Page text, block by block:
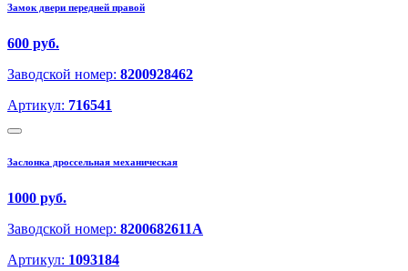
Замок двери передней правой
600 руб.
Заводской номер: 8200928462
Артикул: 716541
Заслонка дроссельная механическая
1000 руб.
Заводской номер: 8200682611A
Артикул: 1093184